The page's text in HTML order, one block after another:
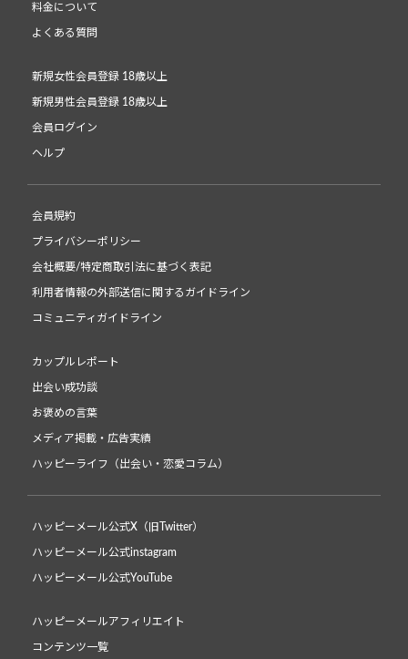
料金について
よくある質問
新規女性会員登録 18歳以上
新規男性会員登録 18歳以上
会員ログイン
ヘルプ
会員規約
プライバシーポリシー
会社概要/特定商取引法に基づく表記
利用者情報の外部送信に関するガイドライン
コミュニティガイドライン
カップルレポート
出会い成功談
お褒めの言葉
メディア掲載・広告実績
ハッピーライフ（出会い・恋愛コラム）
ハッピーメール公式X（旧Twitter）
ハッピーメール公式instagram
ハッピーメール公式YouTube
ハッピーメールアフィリエイト
コンテンツ一覧